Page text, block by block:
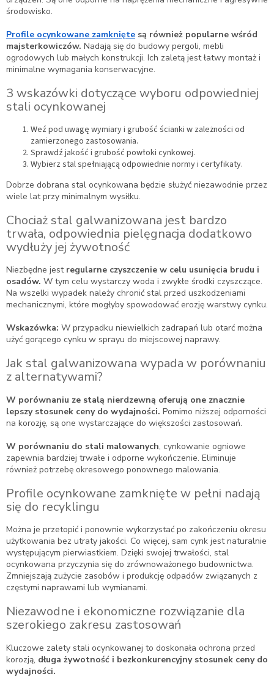
środowisko.
Profile ocynkowane zamknięte są również popularne wśród
majsterkowiczów. Nadają się do budowy pergoli, mebli
ogrodowych lub małych konstrukcji. Ich zaletą jest łatwy montaż i
minimalne wymagania konserwacyjne.
3 wskazówki dotyczące wyboru odpowiedniej
stali ocynkowanej
Weź pod uwagę wymiary i grubość ścianki w zależności od
zamierzonego zastosowania.
Sprawdź jakość i grubość powłoki cynkowej.
Wybierz stal spełniającą odpowiednie normy i certyfikaty.
Dobrze dobrana stal ocynkowana będzie służyć niezawodnie przez
wiele lat przy minimalnym wysiłku.
Chociaż stal galwanizowana jest bardzo
trwała, odpowiednia pielęgnacja dodatkowo
wydłuży jej żywotność
Niezbędne jest regularne czyszczenie w celu usunięcia brudu i
osadów. W tym celu wystarczy woda i zwykłe środki czyszczące.
Na wszelki wypadek należy chronić stal przed uszkodzeniami
mechanicznymi, które mogłyby spowodować erozję warstwy cynku.
Wskazówka: W przypadku niewielkich zadrapań lub otarć można
użyć gorącego cynku w sprayu do miejscowej naprawy.
Jak stal galwanizowana wypada w porównaniu
z alternatywami?
W porównaniu ze stalą nierdzewną oferują one znacznie
lepszy stosunek ceny do wydajności. Pomimo niższej odporności
na korozję, są one wystarczające do większości zastosowań.
W porównaniu do stali malowanych, cynkowanie ogniowe
zapewnia bardziej trwałe i odporne wykończenie. Eliminuje
również potrzebę okresowego ponownego malowania.
Profile ocynkowane zamknięte w pełni nadają
się do recyklingu
Można je przetopić i ponownie wykorzystać po zakończeniu okresu
użytkowania bez utraty jakości. Co więcej, sam cynk jest naturalnie
występującym pierwiastkiem. Dzięki swojej trwałości, stal
ocynkowana przyczynia się do zrównoważonego budownictwa.
Zmniejszają zużycie zasobów i produkcję odpadów związanych z
częstymi naprawami lub wymianami.
Niezawodne i ekonomiczne rozwiązanie dla
szerokiego zakresu zastosowań
Kluczowe zalety stali ocynkowanej to doskonała ochrona przed
korozją, długa żywotność i bezkonkurencyjny stosunek ceny do
wydajności.